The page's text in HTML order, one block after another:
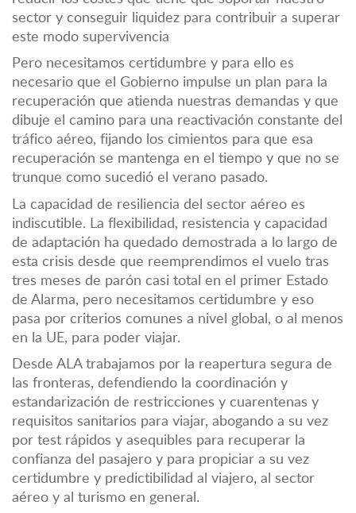
sector y conseguir liquidez para contribuir a superar
este modo supervivencia
Pero necesitamos certidumbre y para ello es
necesario que el Gobierno impulse un plan para la
recuperación que atienda nuestras demandas y que
dibuje el camino para una reactivación constante del
tráfico aéreo, fijando los cimientos para que esa
recuperación se mantenga en el tiempo y que no se
trunque como sucedió el verano pasado.
La capacidad de resiliencia del sector aéreo es
indiscutible. La flexibilidad, resistencia y capacidad
de adaptación ha quedado demostrada a lo largo de
esta crisis desde que reemprendimos el vuelo tras
tres meses de parón casi total en el primer Estado
de Alarma, pero necesitamos certidumbre y eso
pasa por criterios comunes a nivel global, o al menos
en la UE, para poder viajar.
Desde ALA trabajamos por la reapertura segura de
las fronteras, defendiendo la coordinación y
estandarización de restricciones y cuarentenas y
requisitos sanitarios para viajar, abogando a su vez
por test rápidos y asequibles para recuperar la
confianza del pasajero y para propiciar a su vez
certidumbre y predictibilidad al viajero, al sector
aéreo y al turismo en general.